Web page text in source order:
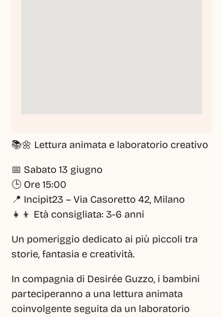
📚🌼 Lettura animata e laboratorio creativo
📅 Sabato 13 giugno
🕒 Ore 15:00
📍 Incipit23 – Via Casoretto 42, Milano
👧👦 Età consigliata: 3-6 anni
Un pomeriggio dedicato ai più piccoli tra
storie, fantasia e creatività.
In compagnia di Desirée Guzzo, i bambini
parteciperanno a una lettura animata
coinvolgente seguita da un laboratorio